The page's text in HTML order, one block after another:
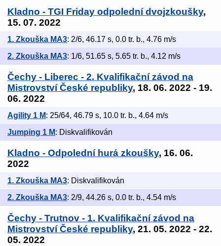
Kladno - TGI Friday odpolední dvojzkoušky,
15. 07. 2022
1. Zkouška MA3: 2/6, 46.17 s, 0.0 tr. b., 4.76 m/s
2. Zkouška MA3: 1/6, 51.65 s, 5.65 tr. b., 4.12 m/s
Čechy - Liberec - 2. Kvalifikační závod na
Mistrovství České republiky, 18. 06. 2022 - 19.
06. 2022
Agility 1 M: 25/64, 46.79 s, 10.0 tr. b., 4.64 m/s
Jumping 1 M: Diskvalifikován
Kladno - Odpolední hurá zkoušky, 16. 06.
2022
1. Zkouška MA3: Diskvalifikován
2. Zkouška MA3: 2/9, 44.26 s, 0.0 tr. b., 4.54 m/s
Čechy - Trutnov - 1. Kvalifikační závod na
Mistrovství České republiky, 21. 05. 2022 - 22.
05. 2022